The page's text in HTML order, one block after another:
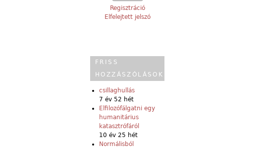
Regisztráció
Elfelejtett jelszó
FRISS
HOZZÁSZÓLÁSOK
csillaghullás
7 év 52 hét
Elfilozófálgatni egy
humanitárius
katasztrófáról
10 év 25 hét
Normálisból